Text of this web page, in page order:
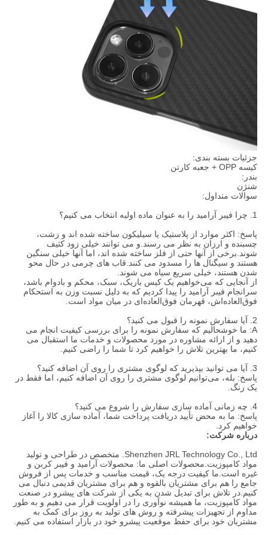
جزئیات بسته بندی:
کیسه OPP + جعبه کارتن
بندر:
شنژن
سوالات متداول:
1. چرا فیبر آرامید را به عنوان ماده اولیه انتخاب می کنیم؟
پاسخ: اکثر موارد از پلاستیک یا سیلیکون ساخته شده اند و زشت،
چسبنده و ارزان به نظر می رسند.و می توانند خیلی زود کثیف
شوند.برخی از آنها حتی از فلز ساخته شده اند، اما آنها خیلی سنگین
هستند و سیگنال ها را مسدود می کنند.قاب های چرمی در حال محو
شدن هستند، خیلی سریع سیاه می شوند.
از آنجایی که می‌خواهیم یک کیس باریک، سبک، محکم و بادوام باشد،
سرانجام فیبر آرامید را پیدا کردیم که به دلیل نسبت وزن به استحکام
فوق‌العاده‌اش، قهرمان فوق‌العاده‌ای در میان مواد است.
2. آیا سفارش نمونه را قبول می کنید؟
A: ما خوشحالیم که سفارش نمونه را برای بررسی کیفیت انجام می
دهید و از ارائه مشاوره در مورد محصولات و خدمات ما استقبال می
کنیم، ما بهترین تلاش را خواهیم کرد تا شما را راضی کنیم.
3. آیا می توانید بپذیرید که لوگوی مشتری را روی آن اضافه کنید؟
پاسخ: بله، می‌توانیم لوگوی مشتری را روی آن اضافه کنیم، اما فقط در
یک رنگ.
4. چه زمانی آماده سازی سفارش را شروع می کنید؟
پاسخ: ما به محض تأیید دریافت پرداخت شما، آماده سازی کالا را آغاز
خواهیم کرد.
درباره شرکت:
Shenzhen JRL Technology Co., Ltd. متخصص در طراحی و تولید
مواد کامپوزیت.محصولات اصلی ما: محصولات آرامید و فیبر کربن و
غیره است.ما کیفیت درجه یک، قیمت مناسب و خدمات پس از فروش
جامع را هم برای مشتریان بالقوه و هم برای مشتریان قدیمی دنبال می
کنیم.در تلاش برای تبدیل شدن به یکی از شرکت های پیشرو در صنعت
مواد کامپوزیت، ما همیشه نوآوری را در اولویت قرار می دهیم و به طور
مداوم از تجهیزات پیشرفته و روش های تولید به روز برای کمک به
مشتریان خود برای حفظ موقعیت پیشرو خود در بازار استفاده می کنیم.